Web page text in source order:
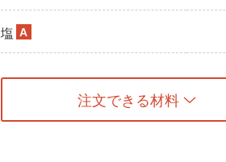
塩 A
注文できる材料
トマト